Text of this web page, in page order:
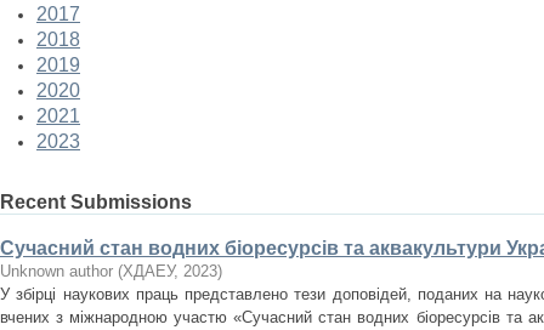
2017
2018
2019
2020
2021
2023
Recent Submissions
Сучасний стан водних біоресурсів та аквакультури
Unknown author (ХДАЕУ, 2023)
У збірці наукових праць представлено тези доповідей, поданих на
вчених з міжнародною участю «Сучасний стан водних біоресурсів та